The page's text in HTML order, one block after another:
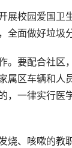
校园爱国卫
全面做好垃圾
要配合社区
属区车辆和
，一律实行
、咳嗽的教